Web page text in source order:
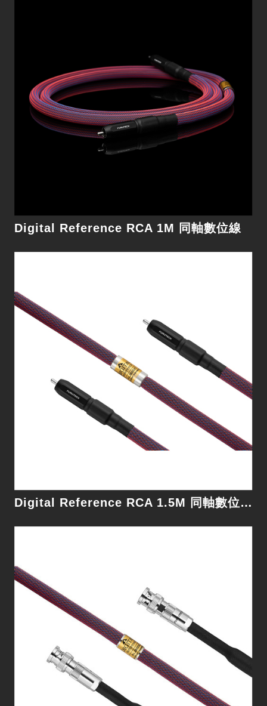
Digital Reference RCA 1M 同軸數位線
Digital Reference RCA 1.5M 同軸數位線
Digital Reference BNC 1.5M 數位線
Digital USB 1M 數位線